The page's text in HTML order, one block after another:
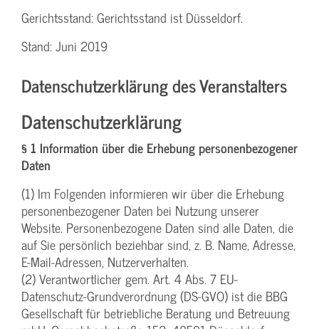
Gerichtsstand: Gerichtsstand ist Düsseldorf.
Stand: Juni 2019
Datenschutzerklärung des Veranstalters
Datenschutzerklärung
§ 1 Information über die Erhebung personenbezogener
Daten
(1) Im Folgenden informieren wir über die Erhebung
personenbezogener Daten bei Nutzung unserer
Website. Personenbezogene Daten sind alle Daten, die
auf Sie persönlich beziehbar sind, z. B. Name, Adresse,
E-Mail-Adressen, Nutzerverhalten.
(2) Verantwortlicher gem. Art. 4 Abs. 7 EU-
Datenschutz-Grundverordnung (DS-GVO) ist die BBG
Gesellschaft für betriebliche Beratung und Betreuung